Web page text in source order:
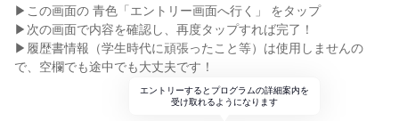
▶この画面の 青色「エントリー画面へ行く」 をタップ
▶次の画面で内容を確認し、再度タップすれば完了！
▶履歴書情報（学生時代に頑張ったこと等）は使用しませんの
で、空欄でも途中でも大丈夫です！
エントリーするとプログラムの詳細案内を
受け取れるようになります